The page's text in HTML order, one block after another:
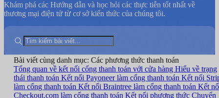
Khám phá các Hướng dẫn và học hỏi các thực tiễn tốt nhất về
thương mại điện tử từ cơ sở kiến thức của chúng tôi.
Bài viết cùng danh mục: Các phương thức thanh toán
Tổng quan về kết nối cổng thanh toán với cửa hàng Hiểu về trạng
thái thanh toán Kết nối Payoneer làm cổng thanh toán Kết nối
làm cổng thanh toán Kết nối Braintree làm cổng thanh toán Kết
Checkout.com làm cổng thanh toán Kết nối phương thức Chuyển